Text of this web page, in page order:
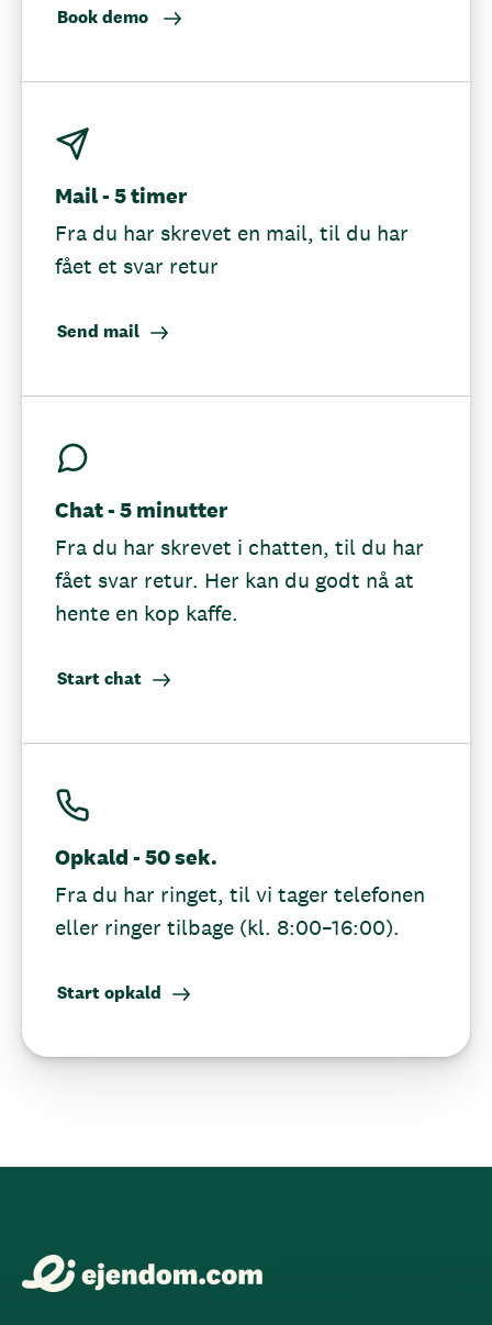
Book demo
Mail - 5 timer
Fra du har skrevet en mail, til du har
fået et svar retur
Send mail
Chat - 5 minutter
Fra du har skrevet i chatten, til du har
fået svar retur. Her kan du godt nå at
hente en kop kaffe.
Start chat
Opkald - 50 sek.
Fra du har ringet, til vi tager telefonen
eller ringer tilbage (kl. 8:00–16:00).
Start opkald